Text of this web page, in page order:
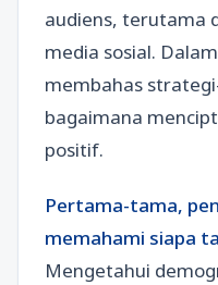
audiens, terutama
media sosial.
membahas
bagaimana
positif.
Pertama-tama,
memahami siapa
Mengetahui